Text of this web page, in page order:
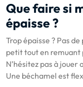
Que faire si
épaisse ?
Trop épaisse ? Pas
petit tout en remuant
N’hésitez pas à jouer
Une béchamel est